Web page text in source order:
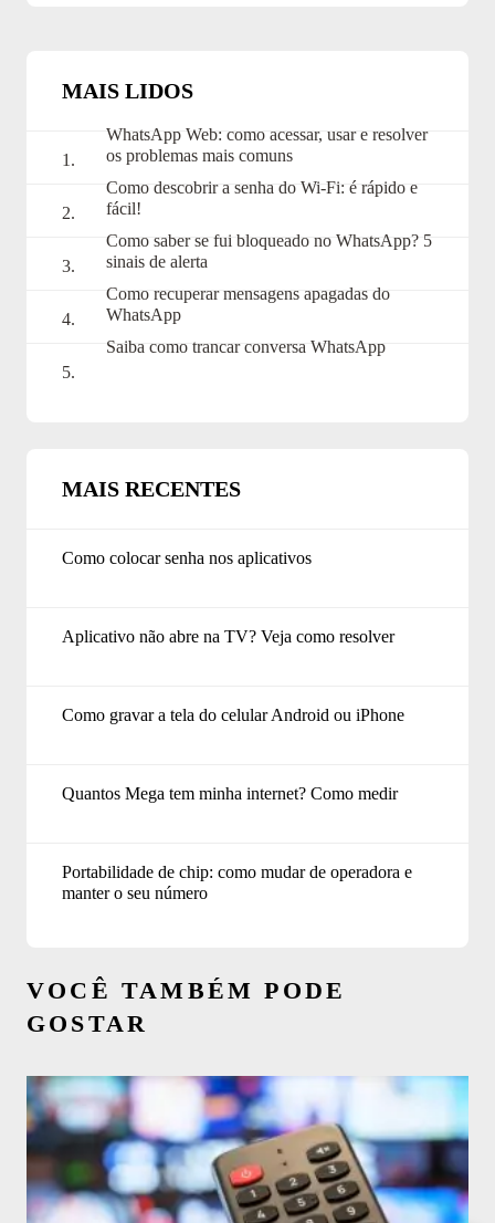
MAIS LIDOS
WhatsApp Web: como acessar, usar e resolver
os problemas mais comuns
Como descobrir a senha do Wi-Fi: é rápido e
fácil!
Como saber se fui bloqueado no WhatsApp? 5
sinais de alerta
Como recuperar mensagens apagadas do
WhatsApp
Saiba como trancar conversa WhatsApp
MAIS RECENTES
Como colocar senha nos aplicativos
Aplicativo não abre na TV? Veja como resolver
Como gravar a tela do celular Android ou iPhone
Quantos Mega tem minha internet? Como medir
Portabilidade de chip: como mudar de operadora e
manter o seu número
VOCÊ TAMBÉM PODE
GOSTAR